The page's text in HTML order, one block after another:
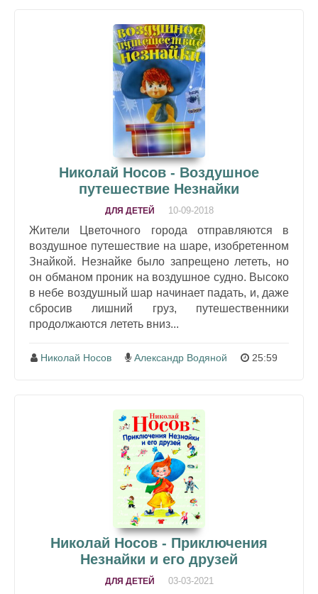
Николай Носов - Воздушное
путешествие Незнайки
ДЛЯ ДЕТЕЙ 10-09-2018
Жители Цветочного города отправляются в
воздушное путешествие на шаре, изобретенном
Знайкой. Незнайке было запрещено лететь, но
он обманом проник на воздушное судно. Высоко
в небе воздушный шар начинает падать, и, даже
сбросив лишний груз, путешественники
продолжаются лететь вниз...
Николай Носов Александр Водяной 25:59
Николай Носов - Приключения
Незнайки и его друзей
ДЛЯ ДЕТЕЙ 03-03-2021